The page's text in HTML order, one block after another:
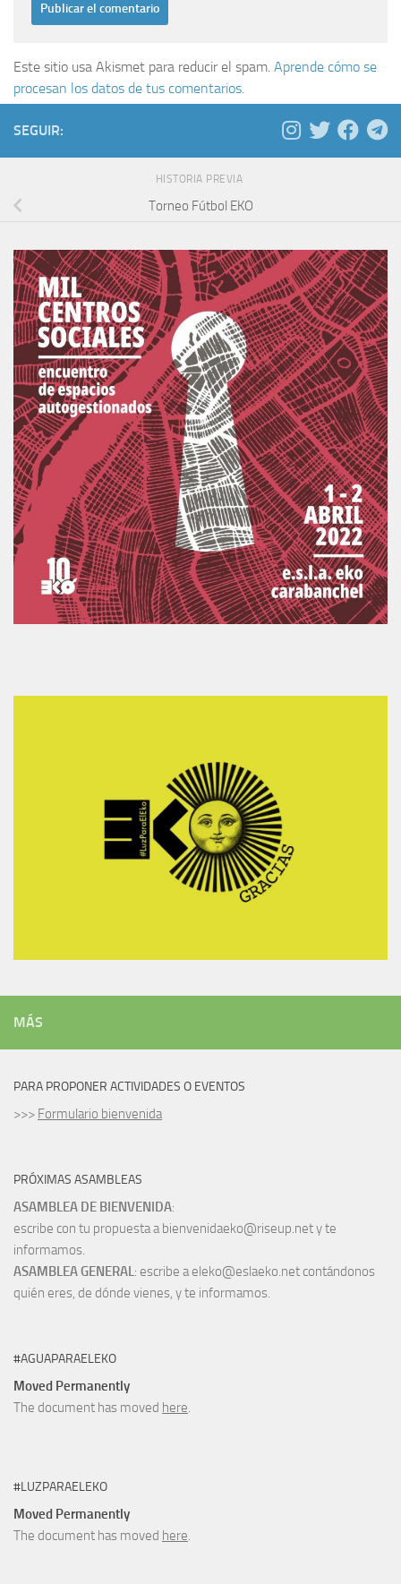
Este sitio usa Akismet para reducir el spam. Aprende cómo se
procesan los datos de tus comentarios.
SEGUIR:
HISTORIA PREVIA
Torneo Fútbol EKO
MÁS
PARA PROPONER ACTIVIDADES O EVENTOS
>>> Formulario bienvenida
PRÓXIMAS ASAMBLEAS
ASAMBLEA DE BIENVENIDA:
escribe con tu propuesta a bienvenidaeko@riseup.net y te
informamos.
ASAMBLEA GENERAL: escribe a eleko@eslaeko.net contándonos
quién eres, de dónde vienes, y te informamos.
#AGUAPARAELEKO
Moved Permanently
The document has moved here.
#LUZPARAELEKO
Moved Permanently
The document has moved here.